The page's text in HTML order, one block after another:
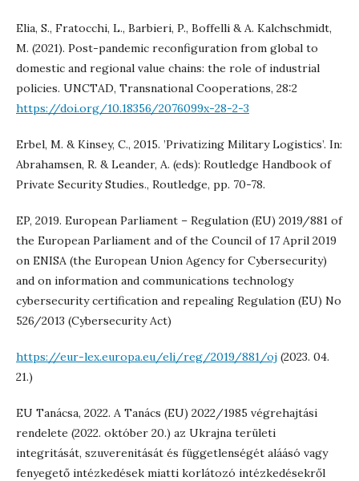
Elia, S., Fratocchi, L., Barbieri, P., Boffelli & A. Kalchschmidt,
M. (2021). Post-pandemic reconfiguration from global to
domestic and regional value chains: the role of industrial
policies. UNCTAD, Transnational Cooperations, 28:2
https://doi.org/10.18356/2076099x-28-2-3
Erbel, M. & Kinsey, C., 2015. ’Privatizing Military Logistics’. In:
Abrahamsen, R. & Leander, A. (eds): Routledge Handbook of
Private Security Studies., Routledge, pp. 70-78.
EP, 2019. European Parliament – Regulation (EU) 2019/881 of
the European Parliament and of the Council of 17 April 2019
on ENISA (the European Union Agency for Cybersecurity)
and on information and communications technology
cybersecurity certification and repealing Regulation (EU) No
526/2013 (Cybersecurity Act)
https://eur-lex.europa.eu/eli/reg/2019/881/oj (2023. 04.
21.)
EU Tanácsa, 2022. A Tanács (EU) 2022/1985 végrehajtási
rendelete (2022. október 20.) az Ukrajna területi
integritását, szuverenitását és függetlenségét aláásó vagy
fenyegető intézkedések miatti korlátozó intézkedésekről